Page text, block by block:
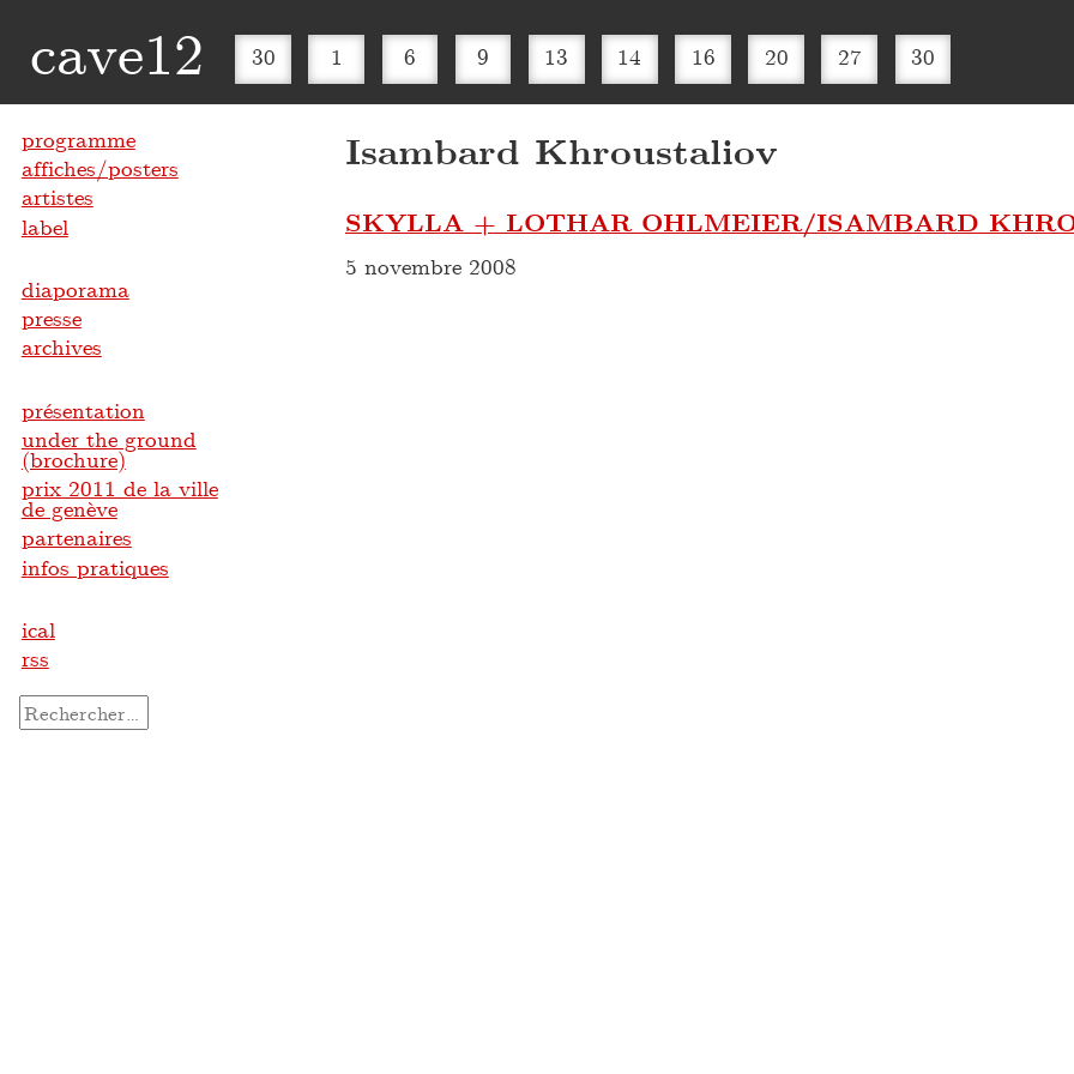
cave12 30 1 6 9 13 14 16 20 27 30
Isambard Khroustaliov
SKYLLA + LOTHAR OHLMEIER/ISAMBARD
5 novembre 2008
programme
affiches/posters
artistes
label
diaporama
presse
archives
présentation
under the ground
(brochure)
prix 2011 de la ville
de genève
partenaires
infos pratiques
ical
rss
Rechercher :